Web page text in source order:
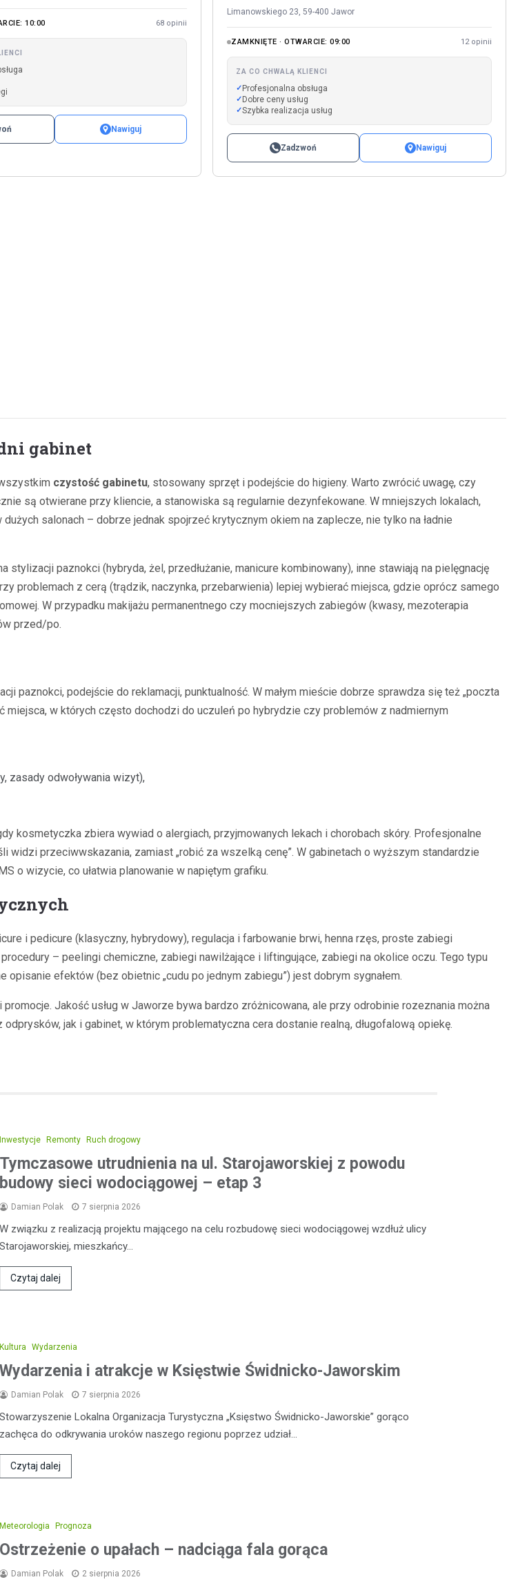
10:00 68 opinii
Nawiguj
Limanowskiego 23, 59-400 Jawor
ZAMKNIĘTE · OTWARCIE: 09:00 12 opinii
ZA CO CHWALĄ KLIENCI
Profesjonalna obsługa
Dobre ceny usług
Szybka realizacja usług
Zadzwoń Nawiguj
gabinet
czystość gabinetu, stosowany sprzęt i podejście do higieny. Warto zwrócić uwagę, czy
są otwierane przy kliencie, a stanowiska są regularnie dezynfekowane. W mniejszych lokalach,
salonach – dobrze jednak spojrzeć krytycznym okiem na zaplecze, nie tylko na ładnie
stylizacji paznokci (hybryda, żel, przedłużanie, manicure kombinowany), inne stawiają na pielęgnację
problemach z cerą (trądzik, naczynka, przebarwienia) lepiej wybierać miejsca, gdzie oprócz samego
W przypadku makijażu permanentnego czy mocniejszych zabiegów (kwasy, mezoterapia
przed/po.
paznokci, podejście do reklamacji, punktualność. W małym mieście dobrze sprawdza się też „poczta
w których często dochodzi do uczuleń po hybrydzie czy problemów z nadmiernym
zasady odwoływania wizyt),
kosmetyczka zbiera wywiad o alergiach, przyjmowanych lekach i chorobach skóry. Profesjonalne
przeciwwskazania, zamiast „robić za wszelką cenę”. W gabinetach o wyższym standardzie
o wizycie, co ułatwia planowanie w napiętym grafiku.
i pedicure (klasyczny, hybrydowy), regulacja i farbowanie brwi, henna rzęs, proste zabiegi
– peelingi chemiczne, zabiegi nawilżające i liftingujące, zabiegi na okolice oczu. Tego typu
efektów (bez obietnic „cudu po jednym zabiegu”) jest dobrym sygnałem.
Jakość usług w Jaworze bywa bardzo zróżnicowana, ale przy odrobinie rozeznania można
jak i gabinet, w którym problematyczna cera dostanie realną, długofalową opiekę.
Inwestycje Remonty Ruch drogowy
Tymczasowe utrudnienia na ul. Starojaworskiej z powodu
budowy sieci wodociągowej – etap 3
Damian Polak 7 sierpnia 2026
W związku z realizacją projektu mającego na celu rozbudowę sieci wodociągowej wzdłuż ulicy
Starojaworskiej, mieszkańcy…
Czytaj dalej
Kultura Wydarzenia
Wydarzenia i atrakcje w Księstwie Świdnicko-Jaworskim
Damian Polak 7 sierpnia 2026
Stowarzyszenie Lokalna Organizacja Turystyczna „Księstwo Świdnicko-Jaworskie” gorąco
zachęca do odkrywania uroków naszego regionu poprzez udział…
Czytaj dalej
Meteorologia Prognoza
Ostrzeżenie o upałach – nadciąga fala gorąca
Damian Polak 2 sierpnia 2026